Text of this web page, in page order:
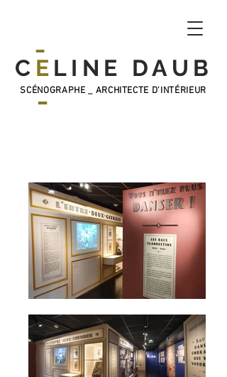
C E LINE DAUB
_
SCÉNOGRAPHE _ ARCHITECTE D'INTÉRIEUR